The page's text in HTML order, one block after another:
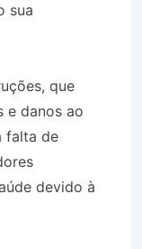
sua
que
e danos ao
falta de
devido à